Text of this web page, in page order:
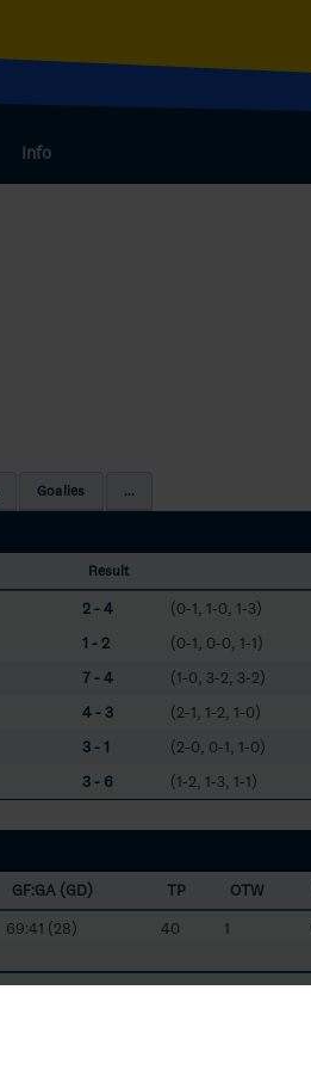
Info
Goalies ...
Result
2 - 4 (0-1, 1-0, 1-3)
1 - 2 (0-1, 0-0, 1-1)
7 - 4 (1-0, 3-2, 3-2)
4 - 3 (2-1, 1-2, 1-0)
3 - 1 (2-0, 0-1, 1-0)
3 - 6 (1-2, 1-3, 1-1)
GF:GA (GD) TP OTW
69:41 (28) 40 1